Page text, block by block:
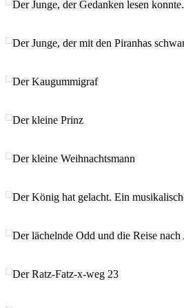
Der Junge, der Gedanken lesen
Der Junge, der mit den Piranhas
Der Kaugummigraf
Der kleine Prinz
Der kleine Weihnachtsmann
Der König hat gelacht. Ein
Der lächelnde Odd und die Reise nach
Der Ratz-Fatz-x-weg 23